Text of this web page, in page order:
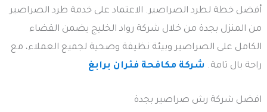
أفضل خطة لطرد الصراصير. الاعتماد على خدمة طرد الصراصير
من المنزل بجدة من خلال شركة رواد الخليج يضمن القضاء
الكامل على الصراصير وبيئة نظيفة وصحية لجميع العملاء، مع
راحة بال تامة. شركة مكافحة فئران برابغ
افضل شركة رش صراصير بجدة